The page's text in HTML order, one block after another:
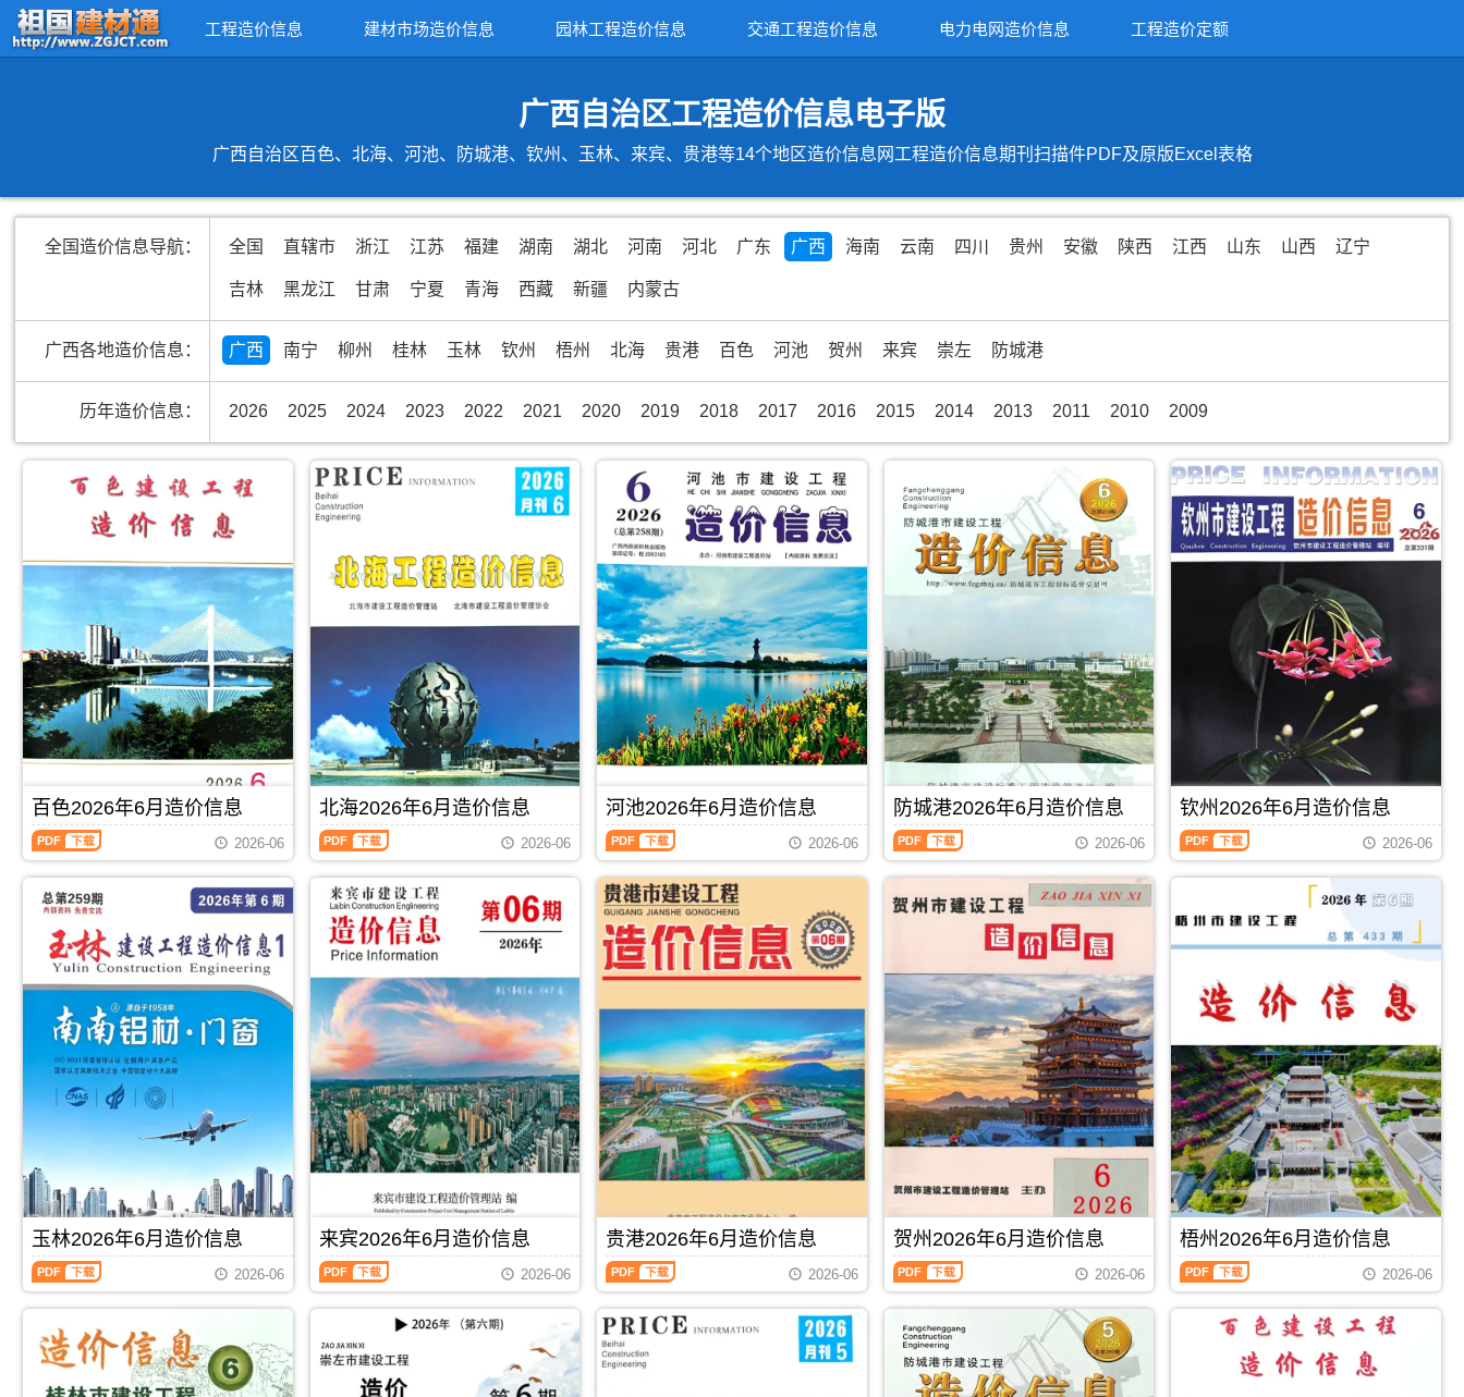
工程造价信息 建材市场造价信息 园林工程造价信息 交通工程造价信息 电力电网造价信息 工程造价定额
广西自治区工程造价信息电子版
广西自治区百色、北海、河池、防城港、钦州、玉林、来宾、贵港等14个地区造价信息网工程造价信息期刊扫描件PDF及原版Excel表格
百色2026年6月造价信息
百
色
信
信
息)，
百
色
市
建
设
工
程
价
信
PDF 下载
2026-06
北海2026年6月造价信息
北
海
月
造
信
(北
海
工
程
造
价
信
息)，
北
设
工
程
造
价
息
网
PDF 下载
2026-06
河池2026年6月造价信息
河
池
年
6
月
造
价
信
建
设
工
程
造
价
信
息)，
池
市
建
设
工
程
造
价
信
PDF 下载
2026-06
防城港2026年6月造价信息
防
城
年
息
(防
城
港
建
设
工
程
价
息)，
防
城
港
市
建
设
工
程
PDF 下载
2026-06
钦州2026年6月造价信息
钦
州
月
造
（钦
设
工
程
造
价
信
息）
期
刊，
由
钦
州
市
建
PDF 下载
2026-06
玉林2026年6月造价信息
玉
林
月
2026-06
来宾2026年6月造价信息
来
宾
月
2026-06
贵港2026年6月造价信息
贵
港
年
6
月
2026-06
贺州2026年6月造价信息
贺
州
月
2026-06
梧州2026年6月造价信息
梧
州
2026-06
全国造价信息导航： 全国 直辖市 浙江 江苏 福建 湖南 湖北 河南 河北 广东 广西 海南 云南 四川 贵州 安徽 陕西 江西 山东 山西 辽宁
吉林 黑龙江 甘肃 宁夏 青海 西藏 新疆 内蒙古
广西各地造价信息： 广西 南宁 柳州 桂林 玉林 钦州 梧州 北海 贵港 百色 河池 贺州 来宾 崇左 防城港
历年造价信息： 2026 2025 2024 2023 2022 2021 2020 2019 2018 2017 2016 2015 2014 2013 2011 2010 2009